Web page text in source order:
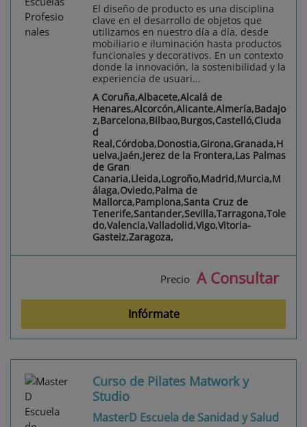
El diseño de producto es una disciplina
clave en el desarrollo de objetos que
utilizamos en nuestro día a día, desde
mobiliario e iluminación hasta productos
funcionales y decorativos. En un contexto
donde la innovación, la sostenibilidad y la
experiencia de usuari...
A Coruña,Albacete,Alcalá de
Henares,Alcorcón,Alicante,Almería,Badajo
z,Barcelona,Bilbao,Burgos,Castelló,Ciuda
d
Real,Córdoba,Donostia,Girona,Granada,H
uelva,Jaén,Jerez de la Frontera,Las Palmas
de Gran
Canaria,Lleida,Logroño,Madrid,Murcia,M
álaga,Oviedo,Palma de
Mallorca,Pamplona,Santa Cruz de
Tenerife,Santander,Sevilla,Tarragona,Tole
do,Valencia,Valladolid,Vigo,Vitoria-
Gasteiz,Zaragoza,
Precio A Consultar
Infórmate
Curso de Pilates Matwork y
Studio
MasterD Escuela de Sanidad y Salud